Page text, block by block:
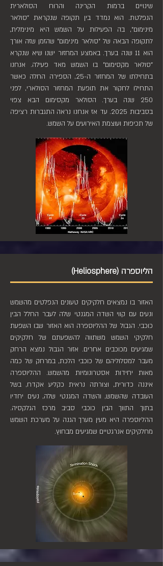
שינויים ברמות הקרינה והרוח הסולארית
הנפלטת. הוא נמדד בין תקופה שנקראת "סולאר
מינימום", בה הפעילות על השמש היא מינימלית,
לתקופה הבאה של "סולאר מינימום" שהזמן שזה אורך
הוא 11 שנה בערך. באמצע המחזור ישנו שיא שנקרא
"סולאר מקסימום" בו השמש מאד פעילה. אנחנו
בתחילתו של המחזור ה-25, הספירה החלה כאשר
התחילו לחקור את תופעת המחזור הסולארי, לפני
250 שנה בערך. הסולאר מקסימום הבא צפוי
בסביבות 2025. עד אז אנחנו נראה התגברות רציפה
של תכיפות ועוצמת האירועים על השמש.
הליוספרה (Heliosphere)
האזור בו נמצאים חלקיקים טעונים הנפלטים מהשמש
ונעים עם קווי השדה המגנטי שלה לעבר החלל הבין
כוכבי. הגבול של ההליוספרה הוא האזור שבו השפעת
חלקיקי השמש משתווה להשפעתם של חלקיקים
שמגיעים מכוכבים אחרים. אזור הגבול נמצא הרחק
מעבר למסלוליהם של כוכבי הלכת, במרחק של כמה
מאות יחידות אסטרונומיות מהשמש. ההליוספרה
איננה כדורית, וצורתה נראית כקליע אקדח, בשל
העובדה שהשמש, והשדה המגנטי שלה, נעים יחדיו
בתוך התווך הבין כוכבי סביב מרכז הגלקסיה.
ההליוספרה היא מעין מערך הגנה על מערכת השמש
מחלקיקים אנרגטיים שמגיעים מבחוץ.